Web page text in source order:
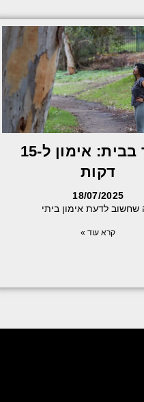
כושר בבית: אימון ל-15
דקות
18/07/2025
שחשוב לדעת אימון ביתי
קרא עוד »